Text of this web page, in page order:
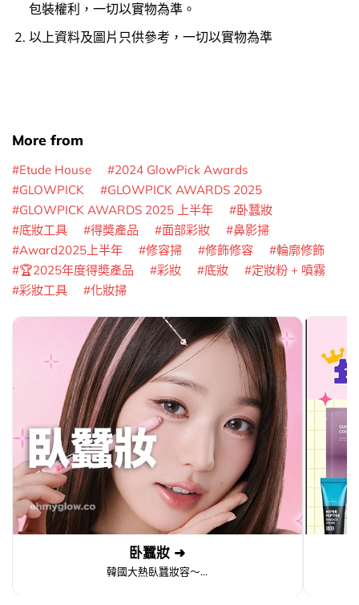
包裝權利，一切以實物為準。
以上資料及圖片只供參考，一切以實物為準
More from
Etude House
2024 GlowPick Awards
GLOWPICK
GLOWPICK AWARDS 2025
GLOWPICK AWARDS 2025 上半年
卧蠶妝
底妝工具
得奬產品 面部彩妝
鼻影掃
Award2025上半年
修容掃 修飾修容
輪廓修飾
🏆2025年度得奬產品
彩妝 底妝
定妝粉 + 噴霧
彩妝工具
化妝掃
卧蠶妝 ➜
韓國大熱臥蠶妝容～...